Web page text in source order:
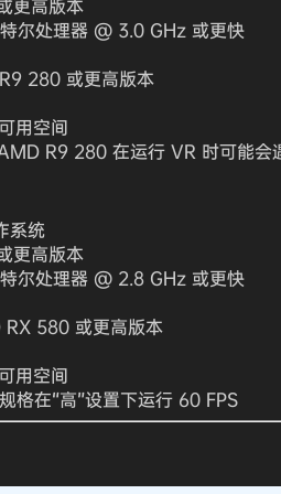
更高版本
尔处理器 @ 3.0 GHz 或更快
280 或更高版本
用空间
R9 280 在运行 VR 时可能会
系统
更高版本
尔处理器 @ 2.8 GHz 或更快
580 或更高版本
用空间
格在“高”设置下运行 60 FPS